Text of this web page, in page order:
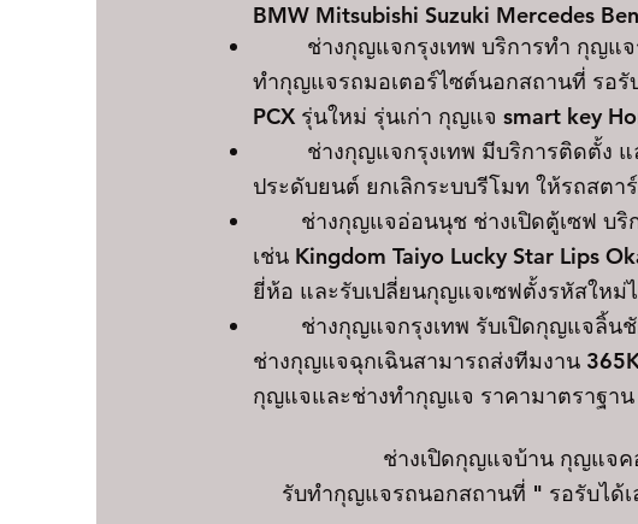
BMW Mitsubishi Suzuki Mercedes
ช่างกุญแจกรุงเทพ บริการทำ กุญแจร
ทำกุญแจรถมอเตอร์ไซต์นอกสถานที่ รอ
PCX รุ่นใหม่ รุ่นเก่า กุญแจ smart key
ช่างกุญแจกรุงเทพ มีบริการติดตั้ง แ
ประดับยนต์ ยกเลิกระบบรีโมท ให้รถสต
ช่างกุญแจอ่อนนุช ช่างเปิดตู้เซฟ บริก
เช่น Kingdom Taiyo Lucky Star Lips
ยี่ห้อ และรับเปลี่ยนกุญแจเซฟตั้งรหัสใหม่
ช่างกุญแจกรุงเทพ รับเปิดกุญแจลิ้นชั
ช่างกุญแจฉุกเฉินสามารถส่งทีมงาน
กุญแจและช่างทำกุญแจ ราคามาตราฐา
ช่างเปิดกุญแจบ้าน กุญแจ
รับทำกุญแจรถนอกสถานที่ " รอรับได้